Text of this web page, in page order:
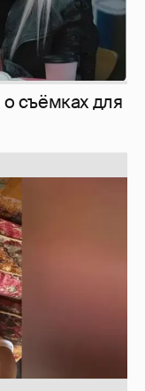
без